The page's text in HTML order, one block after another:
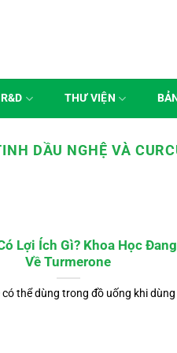
THƯ VIỆN
DẦU NGHỆ VÀ
Lợi Ích Gì? Khoa Học
Về Turmerone
thể dùng trong đồ uống khi